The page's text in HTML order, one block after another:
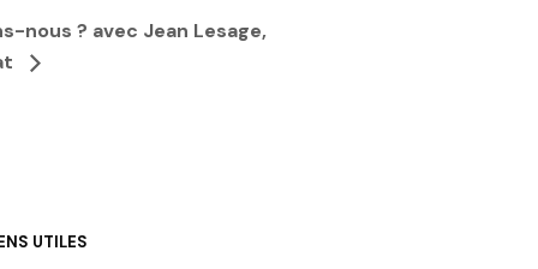
nous ? avec Jean Lesage,
UTILES